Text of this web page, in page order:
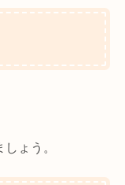
ょう。